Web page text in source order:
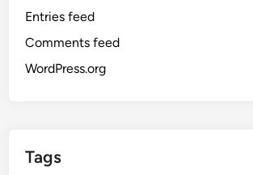
Entries feed
Comments feed
WordPress.org
Tags